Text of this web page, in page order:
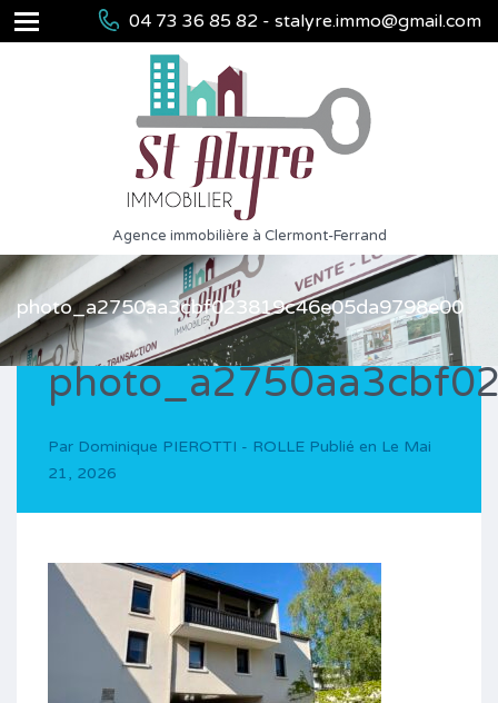
04 73 36 85 82 - stalyre.immo@gmail.com
Agence immobilière à Clermont-Ferrand
photo_a2750aa3cbf023819c46e05da9798e00
Par Dominique PIEROTTI - ROLLE Publié en Le Mai
21, 2026